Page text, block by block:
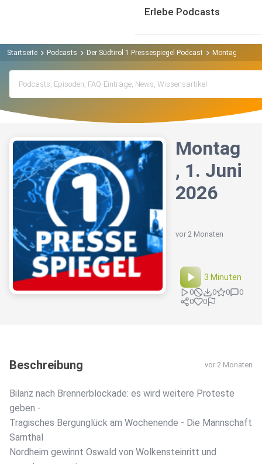
Erlebe Podcasts
Startseite Podcasts Der Südtirol 1 Pressespiegel Podcast Montag, 1.
Montag
, 1. Juni
2026
vor 2 Monaten
3 Minuten
0 0 0
0
0
0
Beschreibung vor 2 Monaten
Bilanz nach Brennerblockade: es wird weitere Proteste
geben -
Tragisches Bergunglück am Wochenende - Die Mannschaft
Sarnthal
Nordheim gewinnt Oswald von Wolkensteinritt und